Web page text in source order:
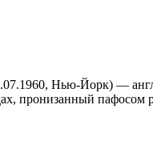
Нью-Йорк) —
пронизанный